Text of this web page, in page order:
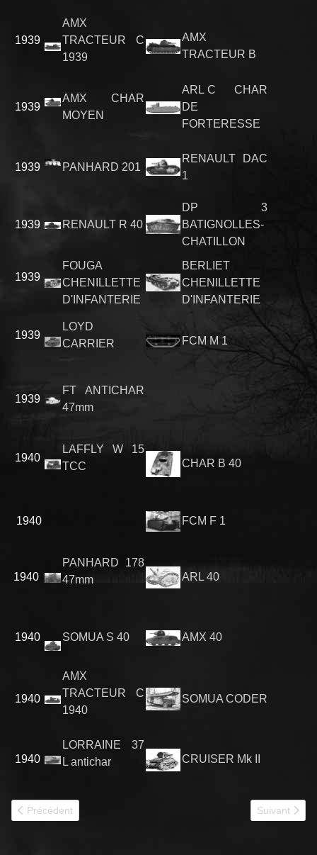
1939
AMX
TRACTEUR C
1939
AMX
TRACTEUR B
1939
AMX CHAR
MOYEN
ARL C CHAR
DE
FORTERESSE
1939 PANHARD 201
RENAULT DAC
1
1939 RENAULT R 40
DP 3
BATIGNOLLES-
CHATILLON
1939
FOUGA
CHENILLETTE
D'INFANTERIE
BERLIET
CHENILLETTE
D'INFANTERIE
1939
LOYD
CARRIER
FCM M 1
1939
FT ANTICHAR
47mm
1940
LAFFLY W 15
TCC
CHAR B 40
1940 FCM F 1
1940
PANHARD 178
47mm
ARL 40
1940 SOMUA S 40 AMX 40
1940
AMX
TRACTEUR C
1940
SOMUA CODER
1940
LORRAINE 37
L antichar
CRUISER Mk II
Article précédent : DE 1940 A 1945
Précédent Article
Suivant